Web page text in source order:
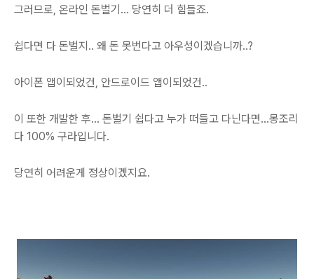
그러므로, 온라인 돈벌기... 당연히 더 힘들죠.
쉽다면 다 돈벌지.. 왜 돈 못번다고 아우성이겠습니까..?
아이폰 앱이되었건, 안드로이드 앱이되었건..
이 또한 개발한 후... 돈벌기 쉽다고 누가 떠들고 다닌다면...몽조리
다 100% 구라입니다.
당연히 어려운게 정상이겠지요.